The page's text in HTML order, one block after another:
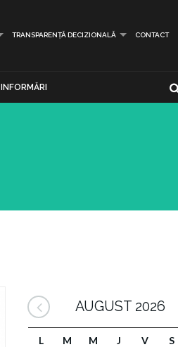
TRANSPARENȚĂ DECIZIONALĂ CONTACT
INFORMĂRI
AUGUST 2026
L M M J V S